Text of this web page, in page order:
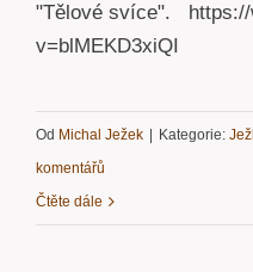
"Tělové svíce". https://
v=blMEKD3xiQI
Od Michal Ježek Kategorie:
komentářů
Čtěte dále